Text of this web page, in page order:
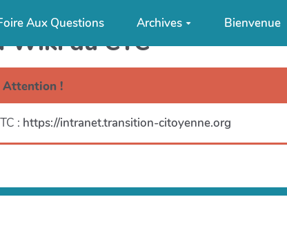
Aux Questions Archives Bienvenue
Wiki du CTC
Attention !
: https://intranet.transition-citoyenne.org